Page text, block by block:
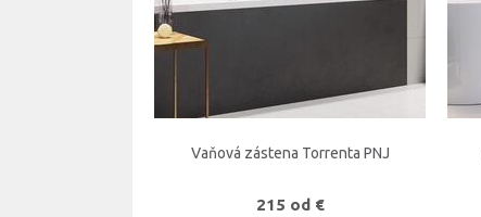
Vaňová zástena Torrenta PNJ
215 od €